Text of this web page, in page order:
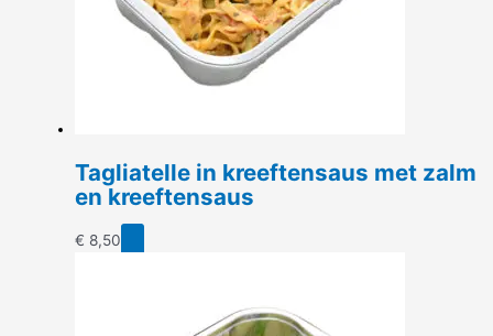
Tagliatelle in kreeftensaus met zalm
en kreeftensaus
€ 8,50